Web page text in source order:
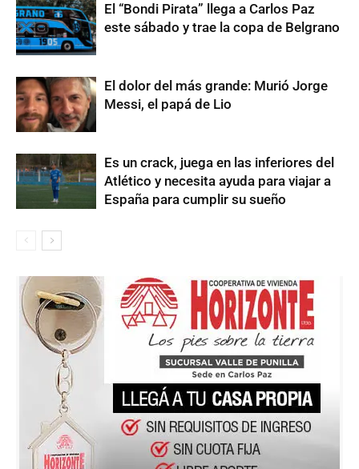
El “Bondi Pirata” llega a Carlos Paz
este sábado y trae la copa de Belgrano
El dolor del más grande: Murió Jorge
Messi, el papá de Lio
Es un crack, juega en las inferiores del
Atlético y necesita ayuda para viajar a
España para cumplir su sueño